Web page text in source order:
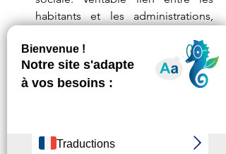
habitants et les administrations,
accéder à vos droits et vous aide
dans vos démarches
administratives (dossiers auprès de
solutions de réinsertion
professionnelle.